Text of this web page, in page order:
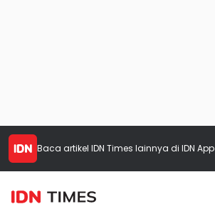
Baca artikel IDN Times lainnya di IDN App